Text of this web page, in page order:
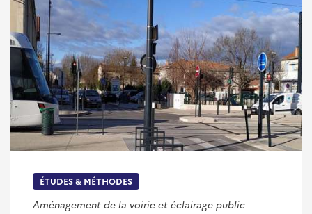
ÉTUDES & MÉTHODES
Aménagement de la voirie et éclairage public